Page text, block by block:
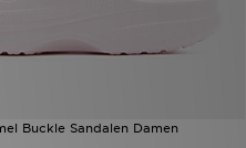
Buckle Sandalen Damen